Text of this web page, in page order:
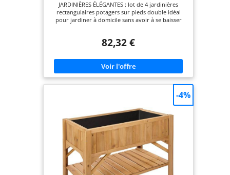
JARDINIÈRES ÉLÉGANTES : lot de 4 jardinières
rectangulaires potagers sur pieds double idéal
pour jardiner à domicile sans avoir à se baisser
: alignée au sol, en carré, superposée, etc... -
domicile sans avoir à se baisser BIOLOGIQUE :
quadruple espace potager permettant de faire
pousser tous types de plantations (légumes,
plantes aromatiques ou fleurs) sans ajout
inserts d'irrigation et film de protection plastique
optimisant l'oxygénation de la terre et de vos
plantes sans détériorer la structure des jardinières
ROBUSTE : épais panneaux à lattes et pieds en
bois de sapin naturel pour un usage pérenne
82,32 €
-4%